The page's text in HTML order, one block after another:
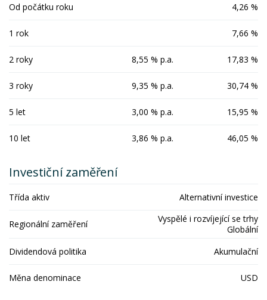
Od počátku roku 4,26 %
1 rok 7,66 %
2 roky 8,55 % p.a. 17,83 %
3 roky 9,35 % p.a. 30,74 %
5 let 3,00 % p.a. 15,95 %
10 let 3,86 % p.a. 46,05 %
Investiční zaměření
Třída aktiv Alternativní investice
Regionální zaměření
Vyspělé i rozvíjející se trhy
Globální
Dividendová politika
Akumulační
Měna denominace USD